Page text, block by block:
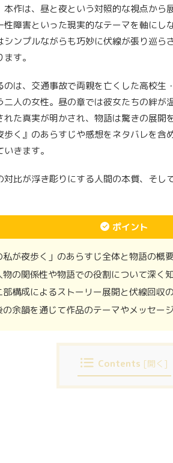
本作は、昼と夜という対照的な視点から
性障害といった現実的なテーマを軸にし
シンプルながらも巧妙に伏線が張り巡ら
す。
のは、交通事故で両親を亡くした高校生
二人の女性。昼の章では彼女たちの絆が
れた真実が明かされ、物語は驚きの展開
歩く』のあらすじや感想をネタバレを
きます。
対比が浮き彫りにする人間の本質、そし
ポイント
私が夜歩く」のあらすじ全体と物語の概
物の関係性や物語での役割について深く
構成によるストーリー展開と伏線回収
の余韻を通じて作品のテーマやメッセー
Contents [開く ]